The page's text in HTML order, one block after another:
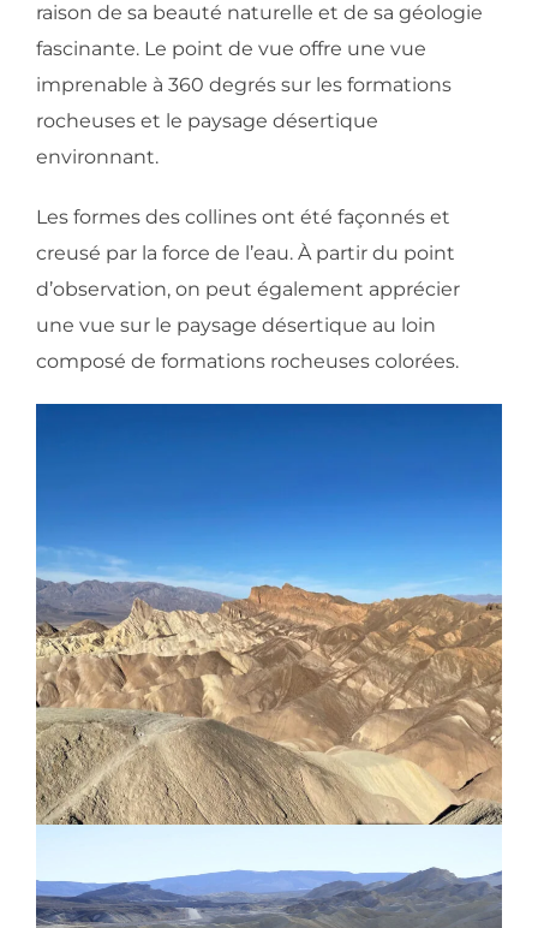
raison de sa beauté naturelle et de sa géologie
fascinante. Le point de vue offre une vue
imprenable à 360 degrés sur les formations
rocheuses et le paysage désertique
environnant.
Les formes des collines ont été façonnés et
creusé par la force de l’eau. À partir du point
d’observation, on peut également apprécier
une vue sur le paysage désertique au loin
composé de formations rocheuses colorées.